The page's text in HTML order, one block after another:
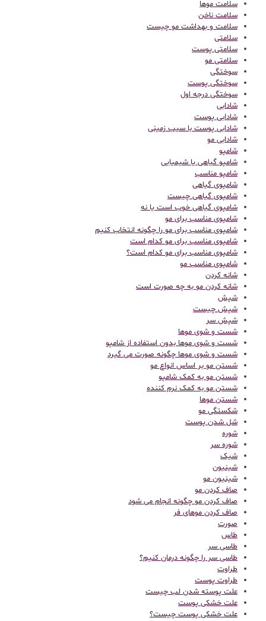
سلامت موها
سلامت ناخن
سلامت و بهداشت مو چیست
سلامتی
سلامتی پوست
سلامتی مو
سوختگی
سوختگی پوست
سوختگی درجه اول
شادابی
شادابی پوست
شادابی پوست با سیب زمینی
شادابی مو
شامپو
شامپو گیاهی یا شیمیایی
شامپو مناسب
شامپوی گیاهی
شامپوی گیاهی چیست
شامپوی گیاهی خوب است یا نه
شامپوی مناسب برای مو
شامپوی مناسب برای مو را چگونه انتخاب کنیم
شامپوی مناسب برای مو کدام است
شامپوی مناسب برای مو کدام است؟
شامپوی مناسب مو
شانه کردن
شانه کردن مو به چه صورت است
شپش
شپش چیست
شپش سر
شست و شوی موها
شست و شوی موها بدون استفاده از شامپو
شست و شوی موها چگونه صورت می گیرد
شستن مو بر اساس انواع مو
شستن مو به کمک شامپو
شستن مو به کمک نرم کننده
شستن موها
شکستگی مو
شل شدن پوست
شوره
شوره سر
شیک
شینیون
شینیون مو
صاف کردن مو
صاف کردن مو چگونه انجام می شود
صاف کردن موهای فر
صورت
طاس
طاسی سر
طاسی سر را چگونه درمان کنیم؟
طراوت
طراوت پوست
علت پوسته شدن لب چیست
علت خشکی پوست
علت خشکی پوست چیست؟